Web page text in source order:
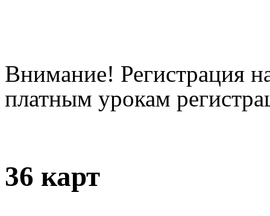
Внимание! Регистрация
платным урокам
36 карт